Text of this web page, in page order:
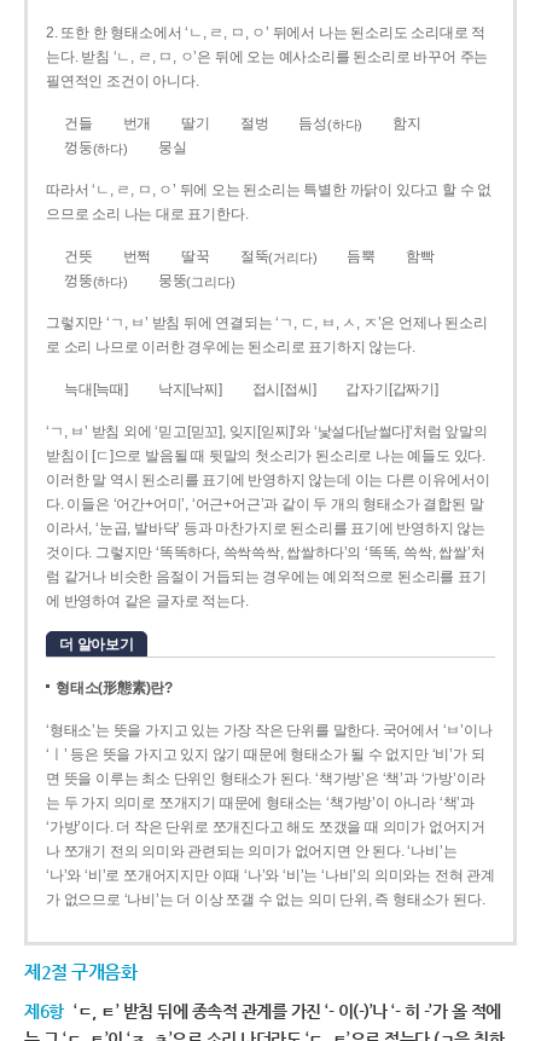
2. 또한 한 형태소에서 ‘ㄴ, ㄹ, ㅁ, ㅇ’ 뒤에서 나는 된소리도 소리대로 적
는다. 받침 ‘ㄴ, ㄹ, ㅁ, ㅇ’은 뒤에 오는 예사소리를 된소리로 바꾸어 주는
필연적인 조건이 아니다.
건들 번개 딸기 절벙 듬성(하다)
함지
껑둥(하다) 뭉실
따라서 ‘ㄴ, ㄹ, ㅁ, ㅇ’ 뒤에 오는 된소리는 특별한 까닭이 있다고 할 수 없
으므로 소리 나는 대로 표기한다.
건뜻 번쩍 딸꾹 절뚝(거리다) 듬뿍
함빡
껑뚱(하다) 뭉뚱(그리다)
그렇지만 ‘ㄱ, ㅂ’ 받침 뒤에 연결되는 ‘ㄱ, ㄷ, ㅂ, ㅅ, ㅈ’은 언제나 된소리
로 소리 나므로 이러한 경우에는 된소리로 표기하지 않는다.
늑대[늑때] 낙지[낙찌] 접시[접씨] 갑자기[갑짜기]
‘ㄱ, ㅂ’ 받침 외에 ‘믿고[믿꼬], 잊지[읻찌]’와 ‘낯설다[낟썰다]’처럼 앞말의
받침이 [ㄷ]으로 발음될 때 뒷말의 첫소리가 된소리로 나는 예들도 있다.
이러한 말 역시 된소리를 표기에 반영하지 않는데 이는 다른 이유에서이
다. 이들은 ‘어간+어미’, ‘어근+어근’과 같이 두 개의 형태소가 결합된 말
이라서, ‘눈곱, 발바닥’ 등과 마찬가지로 된소리를 표기에 반영하지 않는
것이다. 그렇지만 ‘똑똑하다, 쓱싹쓱싹, 쌉쌀하다’의 ‘똑똑, 쓱싹, 쌉쌀’처
럼 같거나 비슷한 음절이 거듭되는 경우에는 예외적으로 된소리를 표기
에 반영하여 같은 글자로 적는다.
더 알아보기
형태소(形態素)란?
‘형태소’는 뜻을 가지고 있는 가장 작은 단위를 말한다. 국어에서 ‘ㅂ’이나
‘ㅣ’ 등은 뜻을 가지고 있지 않기 때문에 형태소가 될 수 없지만 ‘비’가 되
면 뜻을 이루는 최소 단위인 형태소가 된다. ‘책가방’은 ‘책’과 ‘가방’이라
는 두 가지 의미로 쪼개지기 때문에 형태소는 ‘책가방’이 아니라 ‘책’과
‘가방’이다. 더 작은 단위로 쪼개진다고 해도 쪼갰을 때 의미가 없어지거
나 쪼개기 전의 의미와 관련되는 의미가 없어지면 안 된다. ‘나비’는
‘나’와 ‘비’로 쪼개어지지만 이때 ‘나’와 ‘비’는 ‘나비’의 의미와는 전혀 관계
가 없으므로 ‘나비’는 더 이상 쪼갤 수 없는 의미 단위, 즉 형태소가 된다.
제2절 구개음화
제6항 ‘ㄷ, ㅌ’ 받침 뒤에 종속적 관계를 가진 ‘- 이(-)’나 ‘- 히 -’가 올 적에